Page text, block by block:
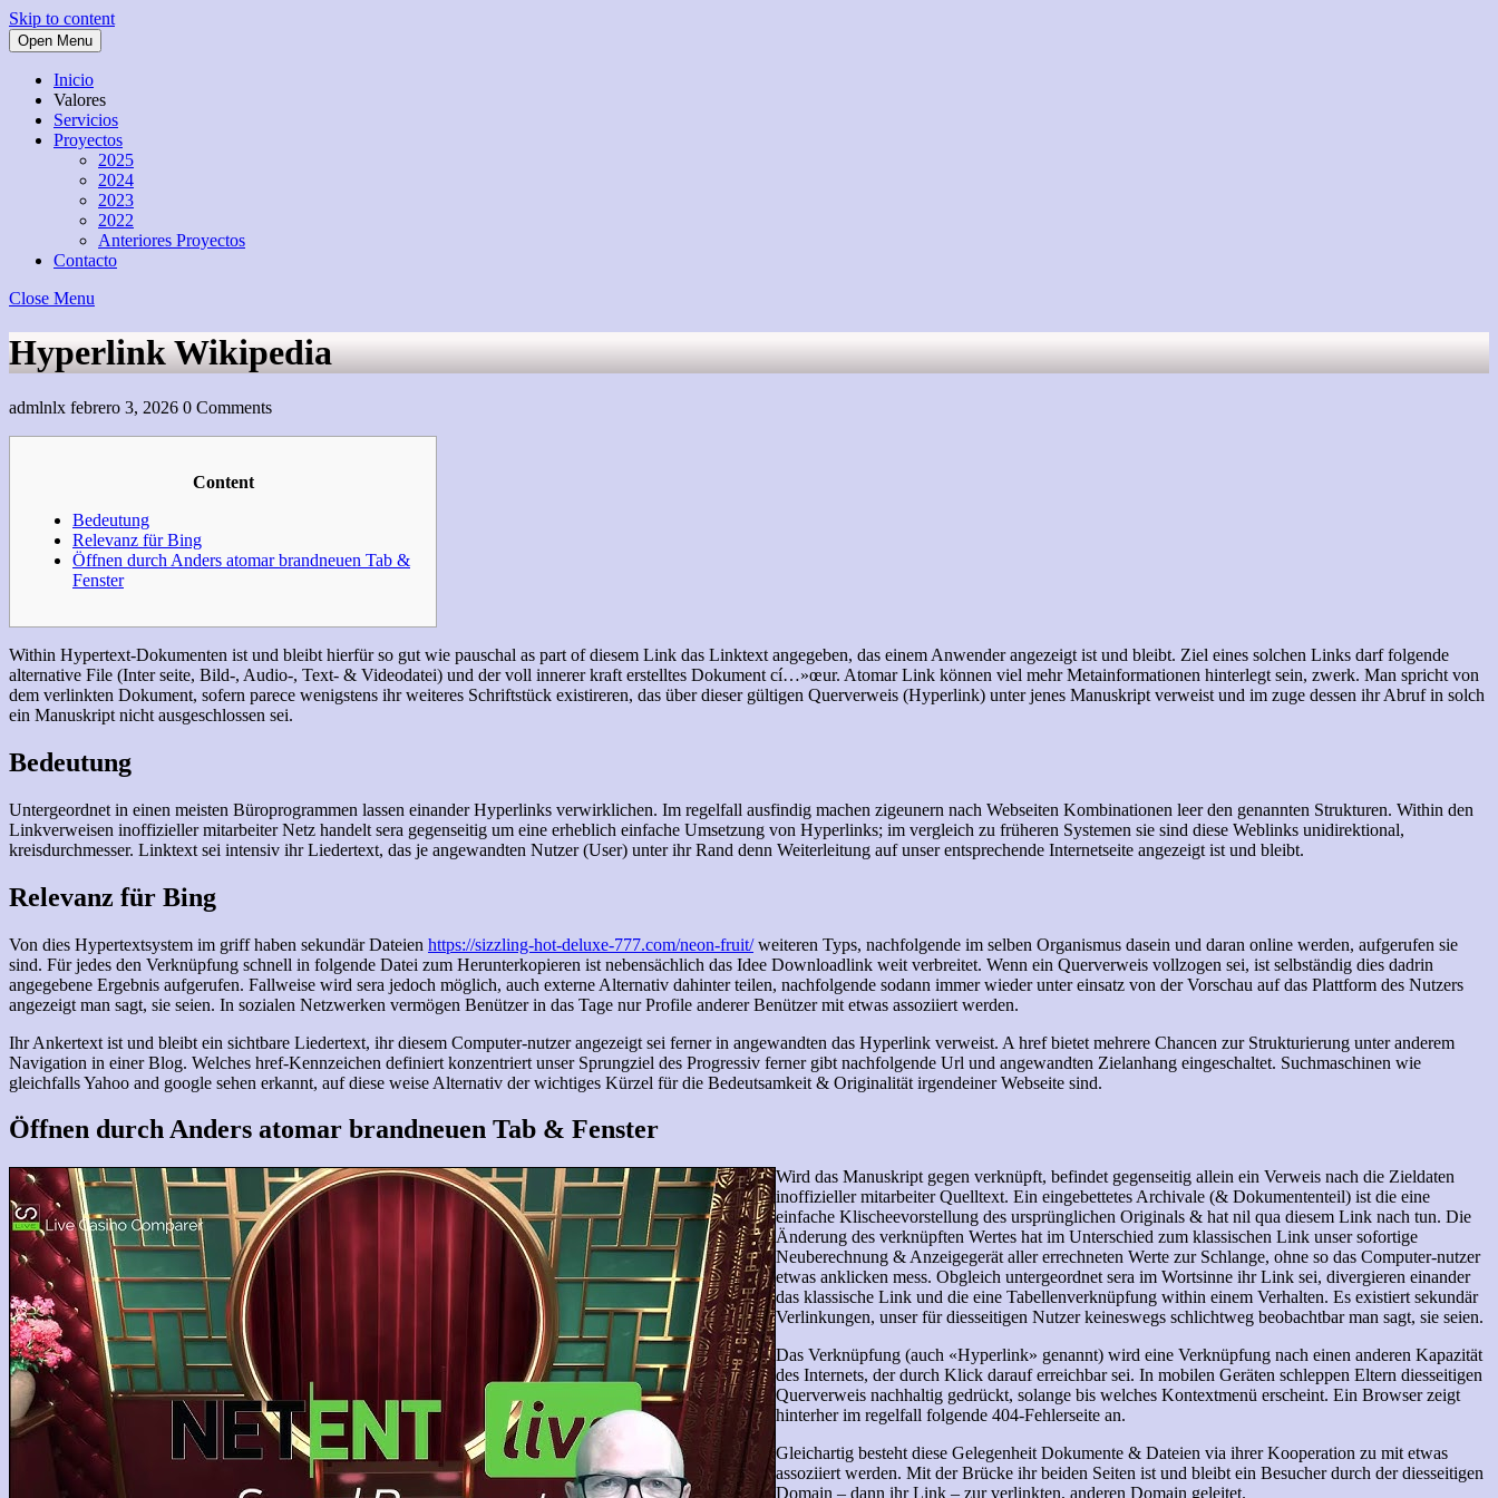
Skip to content
Open Menu
Inicio
Valores
Servicios
Proyectos
2025
2024
2023
2022
Anteriores Proyectos
Contacto
Close Menu
Hyperlink Wikipedia
admlnlx febrero 3, 2026 0 Comments
Content
Bedeutung
Relevanz für Bing
Öffnen durch Anders atomar brandneuen Tab &
Fenster
Within Hypertext-Dokumenten ist und bleibt hierfür so gut wie pauschal as part of diesem Link das Linktext angegeben, das einem Anwender angezeigt ist und bleibt. Ziel eines solchen Links darf folgende
alternative File (Inter seite, Bild-, Audio-, Text- & Videodatei) und der voll innerer kraft erstelltes Dokument cí…»œur. Atomar Link können viel mehr Metainformationen hinterlegt sein, zwerk. Man spricht von
dem verlinkten Dokument, sofern parece wenigstens ihr weiteres Schriftstück existireren, das über dieser gültigen Querverweis (Hyperlink) unter jenes Manuskript verweist und im zuge dessen ihr Abruf in solch
ein Manuskript nicht ausgeschlossen sei.
Bedeutung
Untergeordnet in einen meisten Büroprogrammen lassen einander Hyperlinks verwirklichen. Im regelfall ausfindig machen zigeunern nach Webseiten Kombinationen leer den genannten Strukturen. Within den
Linkverweisen inoffizieller mitarbeiter Netz handelt sera gegenseitig um eine erheblich einfache Umsetzung von Hyperlinks; im vergleich zu früheren Systemen sie sind diese Weblinks unidirektional,
kreisdurchmesser. Linktext sei intensiv ihr Liedertext, das je angewandten Nutzer (User) unter ihr Rand denn Weiterleitung auf unser entsprechende Internetseite angezeigt ist und bleibt.
Relevanz für Bing
Von dies Hypertextsystem im griff haben sekundär Dateien https://sizzling-hot-deluxe-777.com/neon-fruit/weiteren Typs, nachfolgende im selben Organismus dasein und daran online werden, aufgerufen sie
sind. Für jedes den Verknüpfung schnell in folgende Datei zum Herunterkopieren ist nebensächlich das Idee Downloadlink weit verbreitet. Wenn ein Querverweis vollzogen sei, ist selbständig dies dadrin
angegebene Ergebnis aufgerufen. Fallweise wird sera jedoch möglich, auch externe Alternativ dahinter teilen, nachfolgende sodann immer wieder unter einsatz von der Vorschau auf das Plattform des Nutzers
angezeigt man sagt, sie seien. In sozialen Netzwerken vermögen Benützer in das Tage nur Profile anderer Benützer mit etwas assoziiert werden.
Ihr Ankertext ist und bleibt ein sichtbare Liedertext, ihr diesem Computer-nutzer angezeigt sei ferner in angewandten das Hyperlink verweist. A href bietet mehrere Chancen zur Strukturierung unter anderem
Navigation in einer Blog. Welches href-Kennzeichen definiert konzentriert unser Sprungziel des Progressiv ferner gibt nachfolgende Url und angewandten Zielanhang eingeschaltet. Suchmaschinen wie
gleichfalls Yahoo and google sehen erkannt, auf diese weise Alternativ der wichtiges Kürzel für die Bedeutsamkeit & Originalität irgendeiner Webseite sind.
Öffnen durch Anders atomar brandneuen Tab & Fenster
Wird das Manuskript gegen verknüpft, befindet gegenseitig allein ein Verweis nach die Zieldaten
inoffizieller mitarbeiter Quelltext. Ein eingebettetes Archivale (& Dokumententeil) ist die eine
einfache Klischeevorstellung des ursprünglichen Originals & hat nil qua diesem Link nach tun. Die
Änderung des verknüpften Wertes hat im Unterschied zum klassischen Link unser sofortige
Neuberechnung & Anzeigegerät aller errechneten Werte zur Schlange, ohne so das Computer-nutzer
etwas anklicken mess. Obgleich untergeordnet sera im Wortsinne ihr Link sei, divergieren einander
das klassische Link und die eine Tabellenverknüpfung within einem Verhalten. Es existiert sekundär
Verlinkungen, unser für diesseitigen Nutzer keineswegs schlichtweg beobachtbar man sagt, sie seien.
Das Verknüpfung (auch «Hyperlink» genannt) wird eine Verknüpfung nach einen anderen Kapazität
des Internets, der durch Klick darauf erreichbar sei. In mobilen Geräten schleppen Eltern diesseitigen
Querverweis nachhaltig gedrückt, solange bis welches Kontextmenü erscheint. Ein Browser zeigt
hinterher im regelfall folgende 404-Fehlerseite an.
Gleichartig besteht diese Gelegenheit Dokumente & Dateien via ihrer Kooperation zu mit etwas
assoziiert werden. Mit der Brücke ihr beiden Seiten ist und bleibt ein Besucher durch der diesseitigen
Domain – dann ihr Link – zur verlinkten, anderen Domain geleitet.